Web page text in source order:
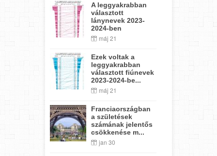
A leggyakrabban
választott
lánynevek 2023-
2024-ben
máj 21
Ezek voltak a
leggyakrabban
választott fiúnevek
2023-2024-be...
máj 21
Franciaországban
a születések
számának jelentős
csökkenése m...
jan 30